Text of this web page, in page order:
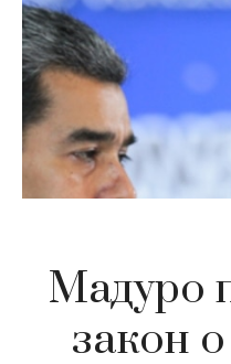
Мадуро
закон